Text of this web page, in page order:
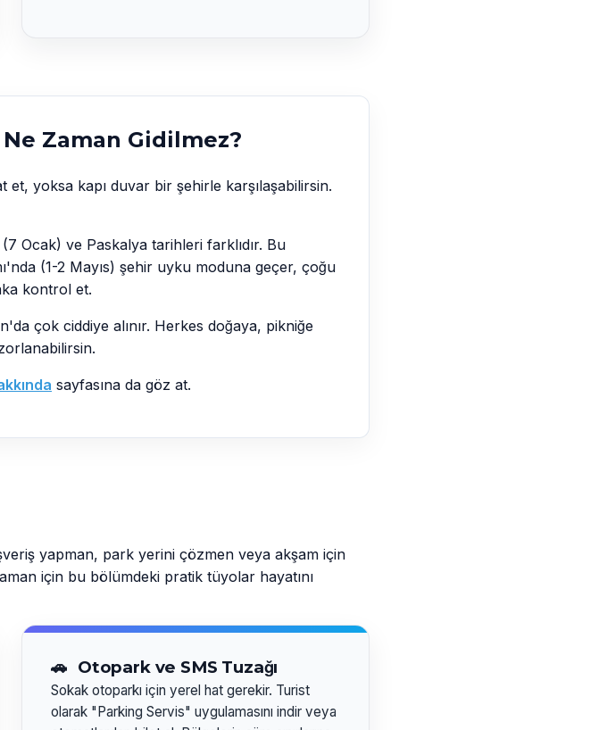
Zaman Gidilmez?
et, yoksa kapı duvar bir şehirle karşılaşabilirsin.
Ocak) ve Paskalya tarihleri farklıdır. Bu
(1-2 Mayıs) şehir uyku moduna geçer, çoğu
kontrol et.
çok ciddiye alınır. Herkes doğaya, pikniğe
sayfasına da göz at.
yapman, park yerini çözmen veya akşam için
için bu bölümdeki pratik tüyolar hayatını
🚗 Otopark ve SMS Tuzağı
Sokak otoparkı için yerel hat gerekir. Turist
olarak "Parking Servis" uygulamasını indir veya